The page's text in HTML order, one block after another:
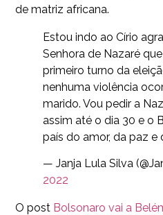
de matriz africana.
Estou indo ao Círio
Senhora de Nazaré
primeiro turno da
nenhuma violência
marido. Vou pedir a
assim até o dia 30 e o
país do amor, da paz e
— Janja Lula Silva
2022
O post Bolsonaro vai a